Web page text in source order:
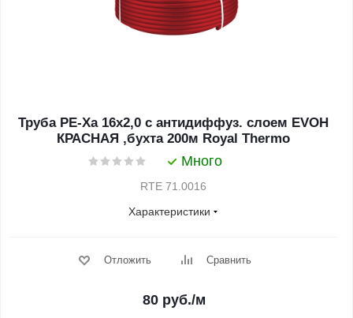
Труба PE-Xa 16х2,0 с антидиффуз. слоем EVOH
КРАСНАЯ ,бухта 200м Royal Thermo
Много
RTE 71.0016
Характеристики
Отложить Сравнить
80руб./м